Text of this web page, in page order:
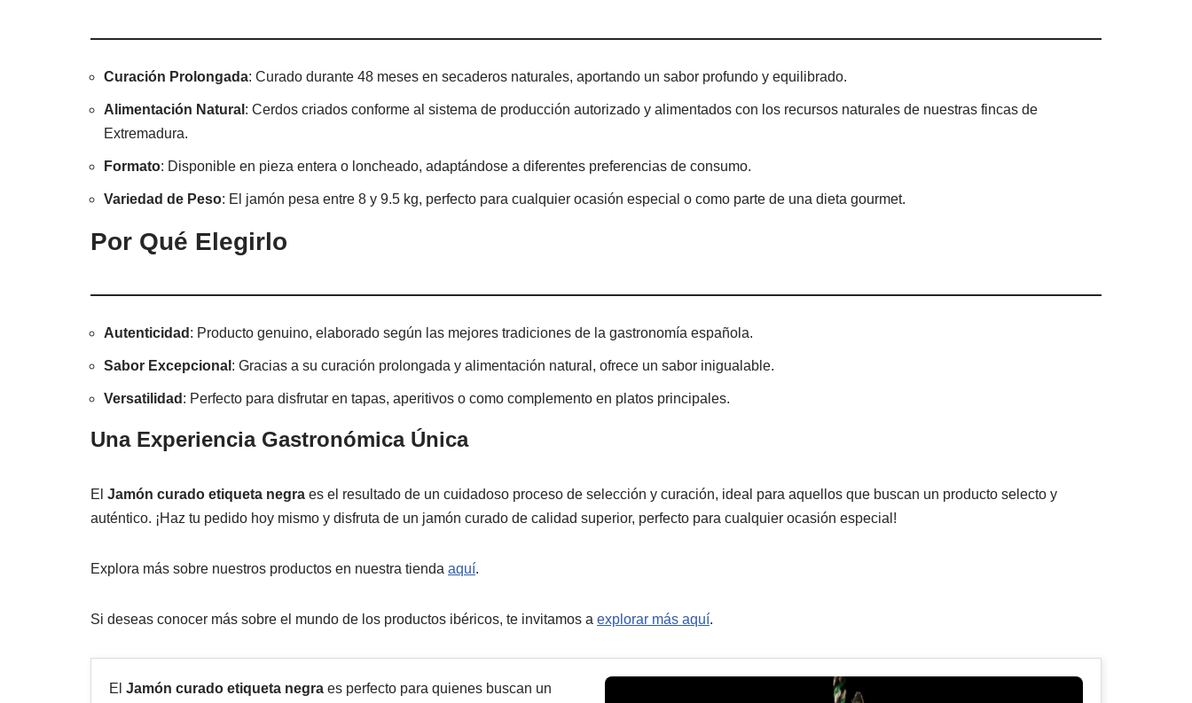
Curación Prolongada: Curado durante 48 meses en secaderos naturales, aportando un sabor profundo y equilibrado.
Alimentación Natural : Cerdos criados conforme al sistema de producción autorizado y alimentados con los recursos naturales de nuestras fincas de
Extremadura.
Formato: Disponible en pieza entera o loncheado, adaptándose a diferentes preferencias de consumo.
Variedad de Peso: El jamón pesa entre 8 y 9.5 kg, perfecto para cualquier ocasión especial o como parte de una dieta gourmet.
Por Qué Elegirlo
Autenticidad : Producto genuino, elaborado según las mejores tradiciones de la gastronomía española.
Sabor Excepcional : Gracias a su curación prolongada y alimentación natural, ofrece un sabor inigualable.
Versatilidad : Perfecto para disfrutar en tapas, aperitivos o como complemento en platos principales.
Una Experiencia Gastronómica Única
El Jamón curado etiqueta negra es el resultado de un cuidadoso proceso de selección y curación, ideal para aquellos que buscan un producto selecto y
auténtico. ¡Haz tu pedido hoy mismo y disfruta de un jamón curado de calidad superior, perfecto para cualquier ocasión especial!
Explora más sobre nuestros productos en nuestra tienda aquí.
Si deseas conocer más sobre el mundo de los productos ibéricos, te invitamos a explorar más aquí.
El Jamón curado etiqueta negra es perfecto para quienes buscan un